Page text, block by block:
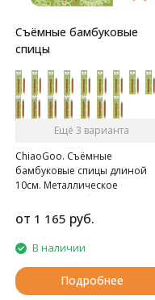
Съёмные бамбуковые
спицы
Ещё 3 варианта
ChiaoGoo. Съёмные
бамбуковые спицы длиной
10см. Металлическое
соединение обжимается и
приклеивается для
обеспечения надежного
соединения.
Для спиц размеров
2,75мм-5мм подходят лески
диаметра S.
от 1 165 руб.
В наличии
Подробнее